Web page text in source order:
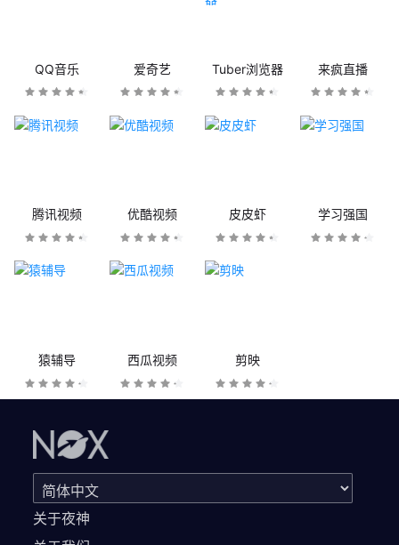
QQ音乐 爱奇艺 Tuber浏览器 来疯直播
腾讯视频 优酷视频 皮皮虾 学习强国
猿辅导 西瓜视频 剪映
关于夜神